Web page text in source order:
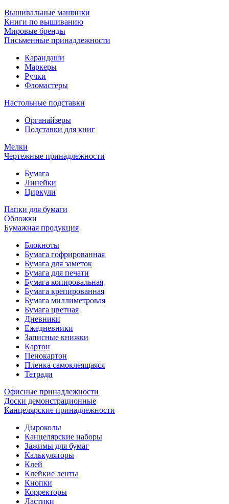
Вышивальные машинки
Книги по вышиванию
Мировые бренды
Письменные принадлежности
Карандаши
Маркеры
Ручки
Фломастеры
Настольные подставки
Органайзеры
Подставки для книг
Мелки
Чертежные принадлежности
Бумага
Линейки
Циркули
Папки для бумаги
Обложки
Бумажная продукция
Блокноты
Бумага гофрированная
Бумага для заметок
Бумага для печати
Бумага копировальная
Бумага крепированная
Бумага миллиметровая
Бумага цветная
Дневники
Ежедневники
Записные книжки
Картон
Пенокартон
Пленка самоклеящаяся
Тетради
Офисные принадлежности
Доски демонстрационные
Канцелярские принадлежности
Дыроколы
Канцелярские наборы
Зажимы для бумаг
Калькуляторы
Клей
Клейкие ленты
Кнопки
Корректоры
Ластики